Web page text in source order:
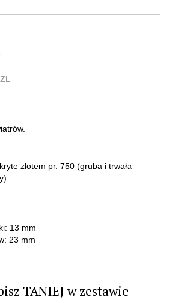
złotem pr. 750 (gruba i trwała
13 mm
23 mm
TANIEJ w zestawie